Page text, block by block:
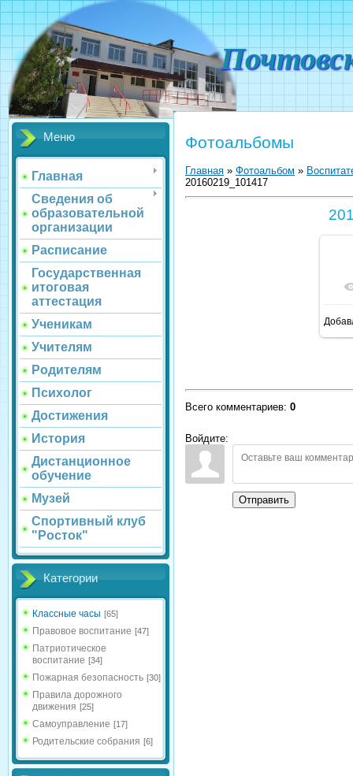
Меню
Главная
Сведения об
образовательной
организации
Расписание
Государственная
итоговая
аттестация
Ученикам
Учителям
Родителям
Психолог
Достижения
История
Дистанционное
обучение
Музей
Спортивный клуб
"Росток"
Категории
Классные часы [65]
Правовое воспитание [47]
Патриотическое
воспитание [34]
Пожарная безопасность [30]
Правила дорожного
движения [25]
Самоуправление [17]
Родительские собрания [6]
Фотоальбомы
Главная » Фотоальбом »
20160219_101417
Всего комментариев: 0
Войдите:
Отправить